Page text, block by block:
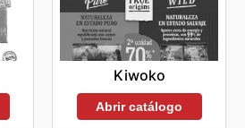
Kiwoko
Abrir catálogo